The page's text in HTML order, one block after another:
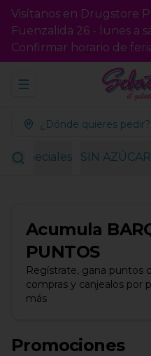
Visítanos en Drugstore
Fuenzalida 26 - lunes a
Confirmar horario de
Abrir menu de
¿Dónde quieres pedir?
especiales SIN
Acumula
PUNTOS
Regístrate, gana puntos
compras y canjealos por
más
Promociones